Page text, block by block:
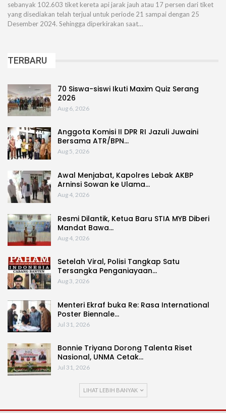
sebanyak 102.603 tiket kereta api jarak jauh atau 17 persen dari tiket
yang disediakan telah terjual untuk periode 21 sampai dengan 25
Desember 2024. Sehingga diperkirakan saat…
TERBARU
70 Siswa-siswi Ikuti Maxim Quiz Serang
2026
Aug 6, 2026
Anggota Komisi II DPR RI Jazuli Juwaini
Bersama ATR/BPN…
Aug 5, 2026
Awal Menjabat, Kapolres Lebak AKBP
Arninsi Sowan ke Ulama…
Aug 4, 2026
Resmi Dilantik, Ketua Baru STIA MYB Diberi
Mandat Bawa…
Aug 4, 2026
Setelah Viral, Polisi Tangkap Satu
Tersangka Penganiayaan…
Aug 3, 2026
Menteri Ekraf buka Re: Rasa International
Poster Biennale…
Jul 31, 2026
Bonnie Triyana Dorong Talenta Riset
Nasional, UNMA Cetak…
Jul 31, 2026
LIHAT LEBIH BANYAK